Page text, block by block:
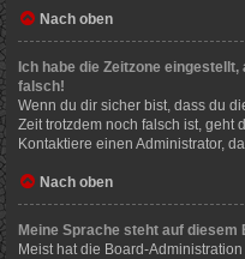
Nach oben
Ich habe die Zeitzone
falsch!
Wenn du dir sicher bist, dass du
Zeit trotzdem noch falsch ist, geht
Kontaktiere einen Administrator,
Nach oben
Meine Sprache steht auf
Meist hat die Board-